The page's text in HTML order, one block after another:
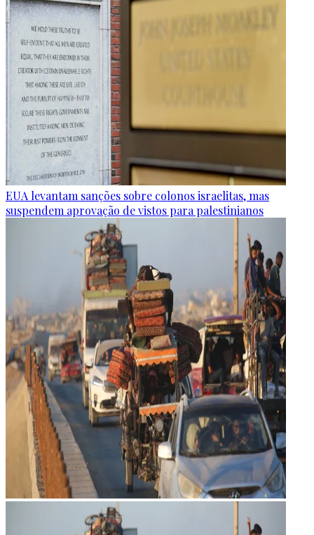
EUA levantam sanções sobre colonos israelitas, mas
suspendem aprovação de vistos para palestinianos